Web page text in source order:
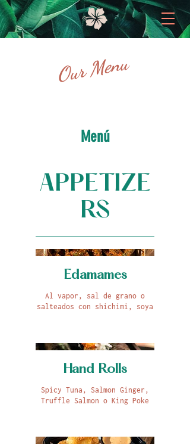
Our Menu
Menú
APPETIZE
RS
Edamames
Al vapor, sal de grano o
salteados con shichimi, soya
Hand Rolls
Spicy Tuna, Salmon Ginger,